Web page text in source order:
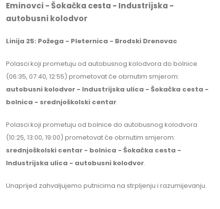
Eminovci - Šokačka cesta - Industrijska -
autobusni kolodvor
Linija 25: Požega - Pleternica - Brodski Drenovac
Polasci koji prometuju od autobusnog kolodvora do bolnice
(06:35, 07:40, 12:55) prometovat će obrnutim smjerom:
autobusni kolodvor - Industrijska ulica - Šokačka cesta -
bolnica - srednjoškolski centar.
Polasci koji prometuju od bolnice do autobusnog kolodvora
(10:25, 13:00, 19:00) prometovat će obrnutim smjerom:
srednjoškolski centar - bolnica - Šokačka cesta -
Industrijska ulica - autobusni kolodvor.
Unaprijed zahvaljujemo putnicima na strpljenju i razumijevanju.